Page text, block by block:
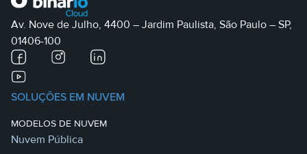
Av. Nove de Julho, 4400 – Jardim Paulista, São Paulo – SP,
01406-100
SOLUÇÕES EM NUVEM
MODELOS DE NUVEM
Nuvem Pública